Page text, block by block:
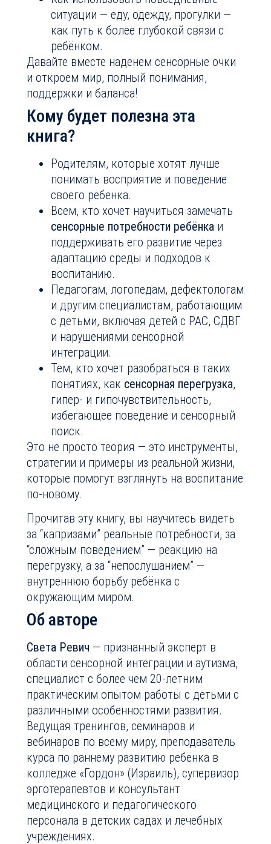
ситуации — еду, одежду, прогулки —
как путь к более глубокой связи с
ребёнком.
Давайте вместе наденем сенсорные очки
и откроем мир, полный понимания,
поддержки и баланса!
Кому будет полезна эта
книга?
Родителям, которые хотят лучше
понимать восприятие и поведение
своего ребенка.
Всем, кто хочет научиться замечать
сенсорные потребности ребёнка и
поддерживать его развитие через
адаптацию среды и подходов к
воспитанию.
Педагогам, логопедам, дефектологам
и другим специалистам, работающим
с детьми, включая детей с РАС, СДВГ
и нарушениями сенсорной
интеграции.
Тем, кто хочет разобраться в таких
понятиях, как сенсорная перегрузка,
гипер- и гипочувствительность,
избегающее поведение и сенсорный
поиск.
Это не просто теория — это инструменты,
стратегии и примеры из реальной жизни,
которые помогут взглянуть на воспитание
по-новому.
Прочитав эту книгу, вы научитесь видеть
за “капризами” реальные потребности, за
“сложным поведением” — реакцию на
перегрузку, а за “непослушанием” —
внутреннюю борьбу ребёнка с
окружающим миром.
Об авторе
Света Ревич — признанный эксперт в
области сенсорной интеграции и аутизма,
специалист с более чем 20-летним
практическим опытом работы с детьми с
различными особенностями развития.
Ведущая тренингов, семинаров и
вебинаров по всему миру, преподаватель
курса по раннему развитию ребёнка в
колледже «Гордон» (Израиль), супервизор
эрготерапевтов и консультант
медицинского и педагогического
персонала в детских садах и лечебных
учреждениях.